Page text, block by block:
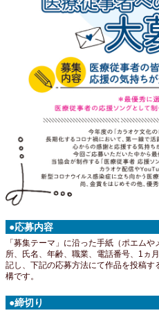
●応募内容
「募集テーマ」に沿った手紙（ポエム
所、氏名、年齢、職業、電話番号、1ヵ
記し、下記の応募方法にて作品を投稿
構です。
●締切り